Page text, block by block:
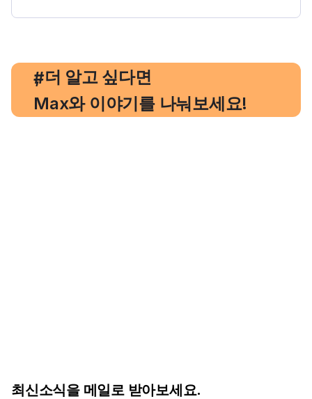
#
, 더 알고 싶다면
Max와 이야기를 나눠보세요!
최신소식을 메일로 받아보세요.